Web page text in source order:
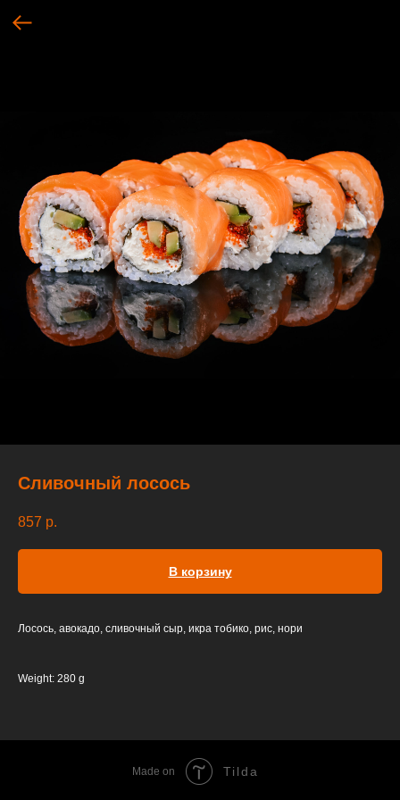
Сливочный лосось
857 р.
В корзину
Лосось, авокадо, сливочный сыр, икра тобико, рис, нори
Weight: 280 g
Made on Tilda